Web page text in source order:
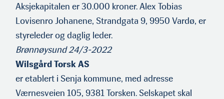
Aksjekapitalen er 30.000 kroner. Alex Tobias
Lovisenro Johanene, Strandgata 9, 9950 Vardø, er
styreleder og daglig leder.
Brønnøysund 24/3-2022
Wilsgård Torsk AS
er etablert i Senja kommune, med adresse
Værnesveien 105, 9381 Torsken. Selskapet skal